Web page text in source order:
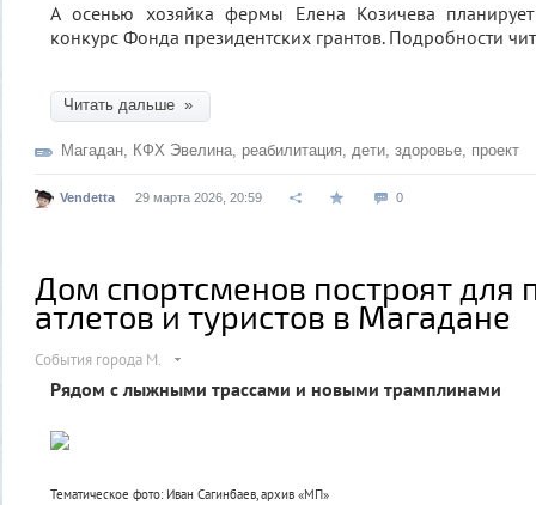
А осенью хозяйка фермы Елена Козичева
конкурс Фонда президентских грантов. Подробности
Читать дальше »
Магадан, КФХ Эвелина, реабилитация, дети, здоровье, проект
Vendetta 29 марта 2026, 20:59 0
Дом спортсменов построят для
атлетов и туристов в Магадане
События города М.
Рядом с лыжными трассами и новыми трамплинами
Тематическое фото: Иван Сагинбаев, архив «МП»